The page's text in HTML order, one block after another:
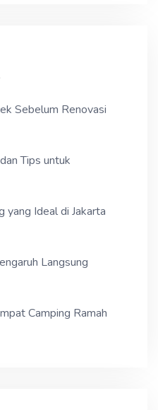
Sebelum Renovasi
Tips untuk
yang Ideal di Jakarta
Langsung
Camping Ramah